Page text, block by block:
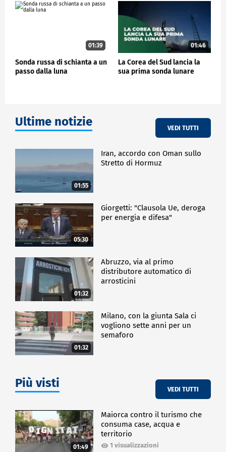
molto importanti per la comunità scientifica per
elaborare quello che è capitato e analizzare i detriti
che si sono alzati nel momento in cui c'è stato lo
01:39
Sonda russa di schianta a un
passo dalla luna
01:46
La Corea del Sud lancia la
sua prima sonda lunare
Ultime notizie VEDI TUTTI
01:55
Iran, accordo con Oman sullo
Stretto di Hormuz
05:30
Giorgetti: "Clausola Ue, deroga
per energia e difesa"
01:32
Abruzzo, via al primo
distributore automatico di
arrosticini
01:32
Milano, con la giunta Sala ci
vogliono sette anni per un
semaforo
Più visti VEDI TUTTI
01:49
Maiorca contro il turismo che
consuma case, acqua e
territorio
1 visualizzazioni